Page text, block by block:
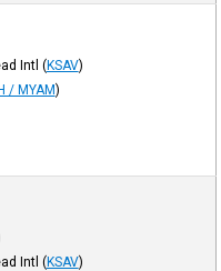
Intl (KSAV)
/ MYAM)
Intl (KSAV)